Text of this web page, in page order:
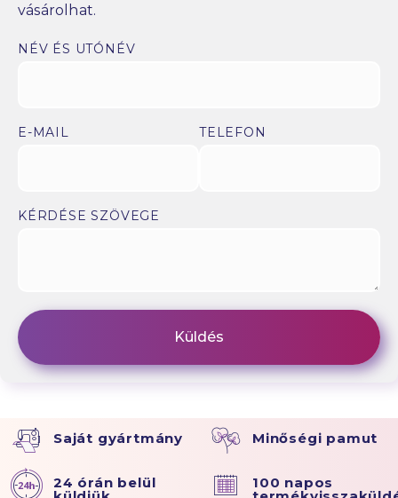
vásárolhat.
NÉV ÉS UTÓNÉV
E-MAIL TELEFON
KÉRDÉSE SZÖVEGE
Saját gyártmány Minőségi pamut
24 órán belül 100 napos